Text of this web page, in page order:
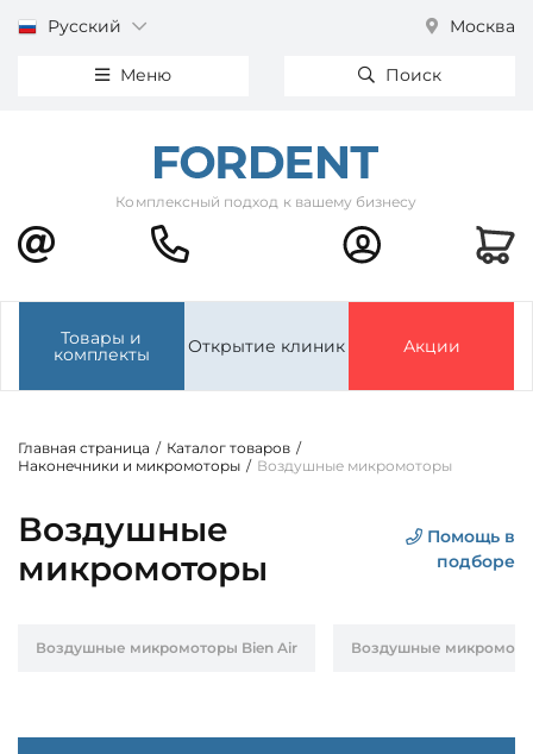
Русский Москва
Меню Поиск
Комплексный подход к вашему бизнесу
Товары и
комплекты Открытие клиник Акции
Главная страница / Каталог товаров /
Наконечники и микромоторы / Воздушные микромоторы
Воздушные
микромоторы
Помощь в
подборе
Воздушные микромоторы Bien Air Воздушные